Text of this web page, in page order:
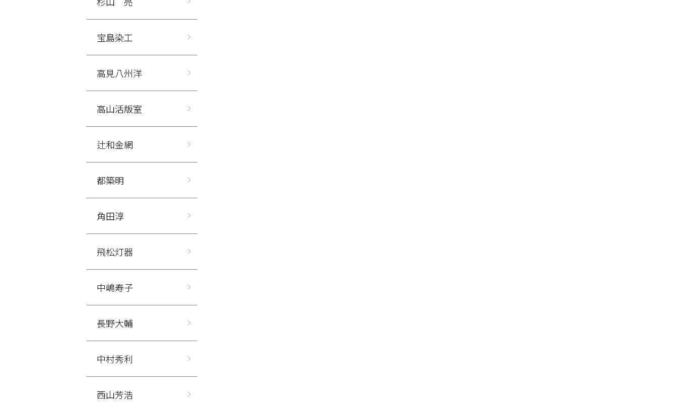
宝島染工
高見八州洋
高山活版室
辻和金網
都築明
角田淳
飛松灯器
中嶋寿子
長野大輔
中村秀利
西山芳浩